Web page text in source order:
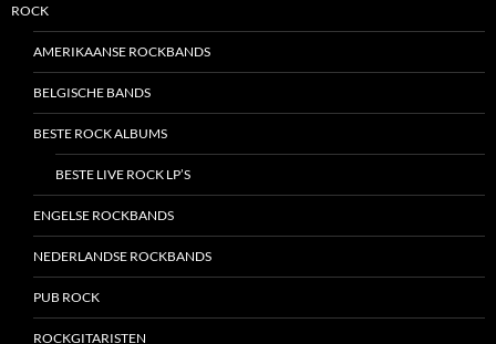
ROCK
AMERIKAANSE ROCKBANDS
BELGISCHE BANDS
BESTE ROCK ALBUMS
BESTE LIVE ROCK LP’S
ENGELSE ROCKBANDS
NEDERLANDSE ROCKBANDS
PUB ROCK
ROCKGITARISTEN